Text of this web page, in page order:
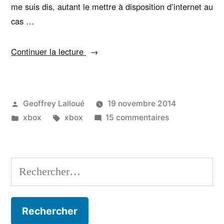
me suis dis, autant le mettre à disposition d’internet au
cas …
Continuer la lecture
« Vider
Xbox
blocage) »
Publié
par
Geoffrey Lalloué
19 novembre 2014
Publié
xbox Étiquettes :
xbox 15 commentairessur
cache
la
Rechercher :